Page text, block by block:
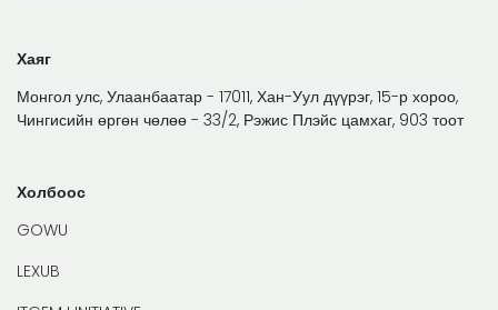
Хаяг
Монгол улс, Улаанбаатар - 17011, Хан-Уул дүүрэг, 15-р хороо,
Чингисийн өргөн чөлөө - 33/2, Рэжис Плэйс цамхаг, 903 тоот
Холбоос
GOWU
LEXUB